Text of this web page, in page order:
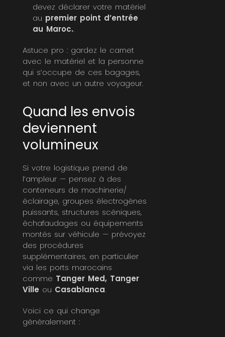
devez déclarer votre matériel
au premier point d’entrée
au Maroc..
Astuce pro : gardez le carnet
avec le matériel et la personne
qui s’occupe de ces bagages,
et non avec un autre voyageur.
Quand les envois
deviennent
volumineux
Si votre logistique prend de
l’ampleur — pensez à des
conteneurs de machinerie/
éclairage, groupes électrogènes
puissants, structures scéniques,
échafaudages ou équipements
montés sur véhicule — prévoyez
des procédures
supplémentaires, en particulier
via les ports marocains
comme Tanger Med, Tanger
Ville ou Casablanca.
Voici ce qui change
généralement :